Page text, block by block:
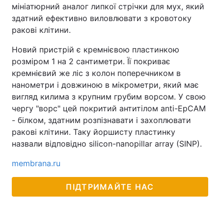
мініатюрний аналог липкої стрічки для мух, який
здатний ефективно виловлювати з кровотоку
ракові клітини.
Новий пристрій є кремнієвою пластинкою
розміром 1 на 2 сантиметри. Її покриває
кремнієвий же ліс з колон поперечником в
нанометри і довжиною в мікрометри, який має
вигляд килима з крупним грубим ворсом. У свою
чергу "ворс" цей покритий антитілом anti-EpCAM
- білком, здатним розпізнавати і захоплювати
ракові клітини. Таку йоршисту пластинку
назвали відповідно silicon-nanopillar array (SINP).
membrana.ru
ПІДТРИМАЙТЕ НАС